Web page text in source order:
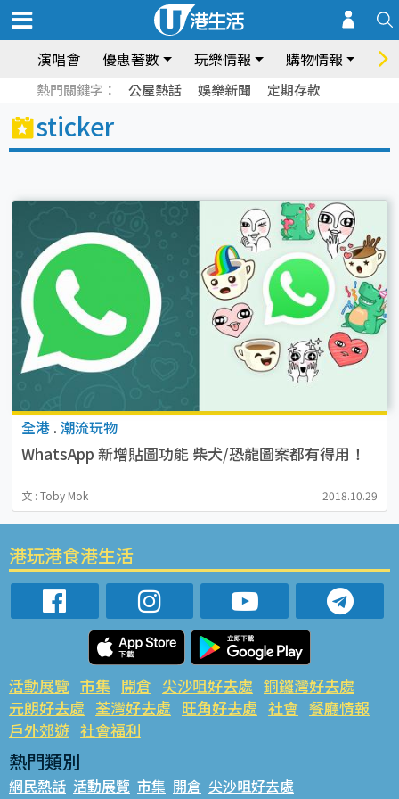
演唱會 優惠著數 玩樂情報 購物情報 飲
熱門關鍵字： 公屋熱話 娛樂新聞 定期存款
sticker
全港 . 潮流玩物
WhatsApp 新增貼圖功能 柴犬/恐龍圖案都有得用！
文 : Toby Mok 2018.10.29
港玩港食港生活
活動展覽 市集 開倉 尖沙咀好去處 銅鑼灣好去處
元朗好去處 荃灣好去處 旺角好去處 社會 餐廳情報
戶外郊遊 社會福利
熱門類別
網民熱話 活動展覽 市集 開倉 尖沙咀好去處